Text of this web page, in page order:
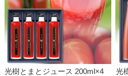
光樹とまとジュース 200ml×4
光